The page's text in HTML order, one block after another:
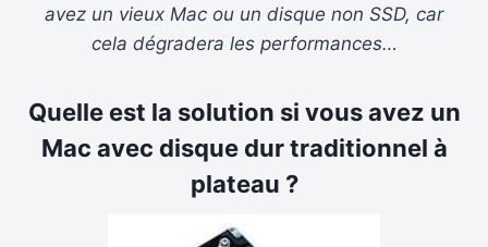
avez un vieux Mac ou un disque non SSD, car
cela dégradera les performances…
Quelle est la solution si vous avez un
Mac avec disque dur traditionnel à
plateau ?